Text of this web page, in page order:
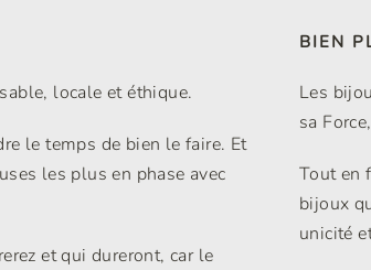
locale et éthique.
le temps de bien le faire. Et
les plus en phase avec
et qui dureront, car le
BIEN
Les
sa
Tout en
bijoux
unicité